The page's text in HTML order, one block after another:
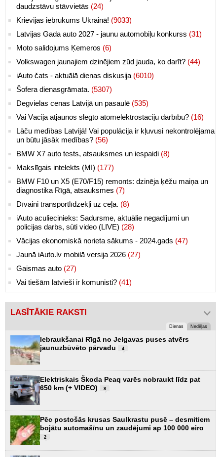
daudzstāvu stāvvietās (24)
Krievijas iebrukums Ukrainā! (9033)
Latvijas Gada auto 2027 - jaunu automobiļu konkurss (31)
Moto salidojums Ķemeros (6)
Volkswagen jaunajiem dzinējiem zūd jauda, ko darīt? (44)
iAuto čats - aktuālā dienas diskusija (6010)
Šofera dienasgrāmata. (5307)
Degvielas cenas Latvijā un pasaulē (535)
Vai Vācija atjaunos slēgto atomelektrostaciju darbību? (16)
Lāču medības Latvijā! Vai populācija ir kļuvusi nekontrolējama
un būtu jāsāk medības? (56)
BMW X7 auto tests, atsauksmes un iespaidi (8)
Makslīgais intelekts (MI) (177)
BMW F10 un X5 (E70/F15) remonts: dzinēja ķēžu maiņa un
diagnostika Rīgā, atsauksmes (7)
Dīvaini transportlīdzekļi uz ceļa. (8)
iAuto aculiecinieks: Sadursme, aktuālie negadījumi un
policijas darbs, sūti video (LIVE) (28)
Vācijas ekonomiskā norieta sākums - 2024.gads (47)
Jaunā iAuto.lv mobilā versija 2026 (27)
Gaismas auto (27)
Vai tiešām latvieši ir komunisti? (41)
LASĪTĀKIE RAKSTI
Dienas Nedēļas
Iebraukšanai Rīgā no Jelgavas puses atvērs
jaunuzbūvēto pārvadu
4
Elektriskais Škoda Peaq varēs nobraukt līdz pat
650 km (+ VIDEO)
8
Pēc postošās krusas Saulkrastu pusē – desmitiem
bojātu automašīnu un zaudējumi ap 100 000 eiro
2